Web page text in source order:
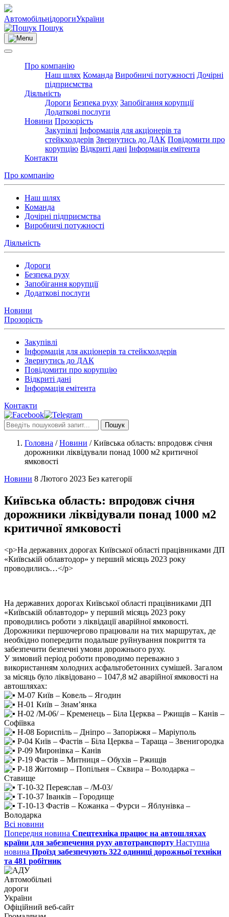
АвтомобільнідорогиУкраїни
Пошук
Про компанію
Наш шлях Команда Виробничі потужності Дочірні
підприємства
Діяльність
Дороги Безпека руху Запобігання корупції
Додаткові послуги
Новини Прозорість
Закупівлі Інформація для акціонерів та
стейкхолдерів Звернутись до ДАК Повідомити про
корупцію Відкриті дані Інформація емітента
Контакти
Про компанію
Наш шлях
Команда
Дочірні підприємства
Виробничі потужності
Діяльність
Дороги
Безпека руху
Запобігання корупції
Додаткові послуги
Новини
Прозорість
Закупівлі
Інформація для акціонерів та стейкхолдерів
Звернутись до ДАК
Повідомити про корупцію
Відкриті дані
Інформація емітента
Контакти
Пошук
Головна /Новини /Київська область: впродовж січня
дорожники ліквідували понад 1000 м2 критичної
ямковості
Новини 8 Лютого 2023 Без категорії
Київська область: впродовж січня
дорожники ліквідували понад 1000 м2
критичної ямковості
<p>На державних дорогах Київської області працівниками ДП
«Київській облавтодор» у перший місяць 2023 року
проводились…</p>
На державних дорогах Київської області працівниками ДП
«Київській облавтодор» у перший місяць 2023 року
проводились роботи з ліквідації аварійної ямковості.
Дорожники першочергово працювали на тих маршрутах, де
необхідно попередити подальше руйнування покриття та
забезпечити безпечні умови дорожнього руху.
У зимовий період роботи проводимо переважно з
використанням холодних асфальтобетонних сумішей. Загалом
за місяць було ліквідовано – 1047,8 м2 аварійної ямковості на
автошляхах:
М-07 Київ – Ковель – Ягодин
Н-01 Київ – Знам’янка
Н-02 /М-06/ – Кременець – Біла Церква – Ржищів – Канів –
Софіївка
Н-08 Бориспіль – Дніпро – Запоріжжя – Маріуполь
Р-04 Київ – Фастів – Біла Церква – Тараща – Звенигородка
Р-09 Миронівка – Канів
Р-19 Фастів – Митниця – Обухів – Ржищів
Р-18 Житомир – Попільня – Сквира – Володарка –
Ставище
Т-10-32 Переяслав – /М-03/
Т-10-37 Іванків – Городище
Т-10-13 Фастів – Кожанка – Фурси – Яблунівка –
Володарка
Всі новини
Попередня новина Спецтехніка працює на автошляхах
країни для забезпечення руху автотранспорту Наступна
новина Проїзд забезпечують 322 одиниці дорожньої техніки
та 481 робітник
Автомобільні
дороги
України
Офіційний веб‑сайт